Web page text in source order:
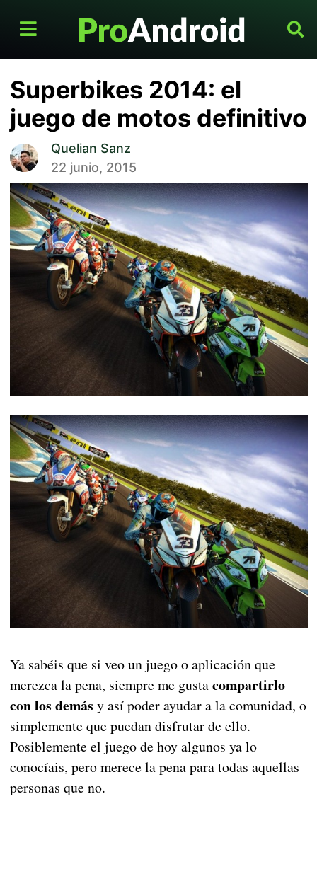
Superbikes 2014: el
juego de motos definitivo
Quelian Sanz
22 junio, 2015
Ya sabéis que si veo un juego o aplicación que
merezca la pena, siempre me gustacompartirlo
con los demás y así poder ayudar a la comunidad, o
simplemente que puedan disfrutar de ello.
Posiblemente el juego de hoy algunos ya lo
conocíais, pero merece la pena para todas aquellas
personas que no.